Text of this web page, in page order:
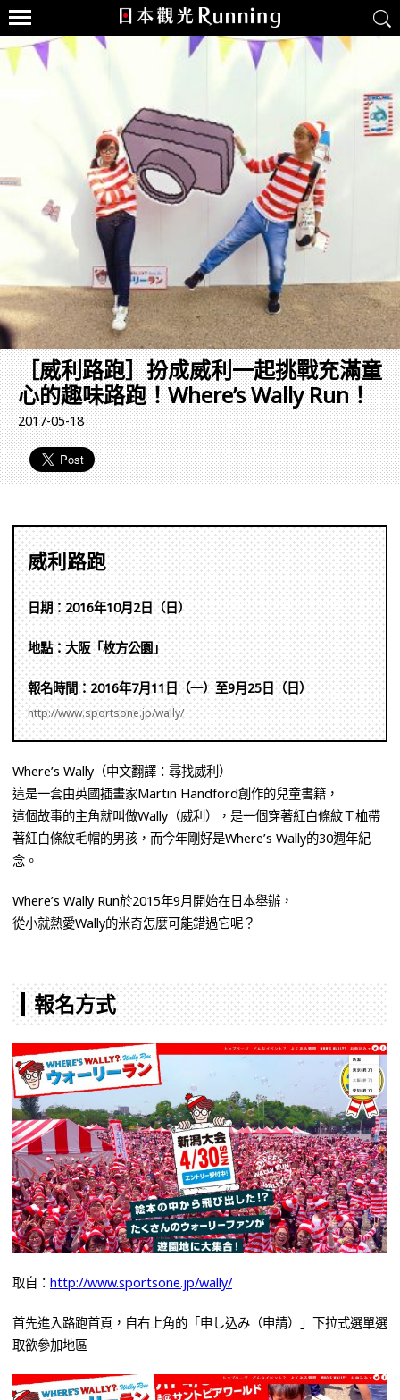
［威利路跑］扮成威利一起挑戰充滿童
心的趣味路跑！Where’s Wally Run！
2017-05-18
威利路跑
日期：2016年10月2日（日）
地點：大阪「枚方公園」
報名時間：2016年7月11日（一）至9月25日（日）
http://www.sportsone.jp/wally/
Where’s Wally（中文翻譯：尋找威利）
這是一套由英國插畫家Martin Handford創作的兒童書籍，
這個故事的主角就叫做Wally（威利），是一個穿著紅白條紋Ｔ桖帶
著紅白條紋毛帽的男孩，而今年剛好是Where’s Wally的30週年紀
念。
Where’s Wally Run於2015年9月開始在日本舉辦，
從小就熱愛Wally的米奇怎麼可能錯過它呢？
報名方式
取自： http://www.sportsone.jp/wally/
首先進入路跑首頁，自右上角的「申し込み（申請）」下拉式選單選
取欲參加地區